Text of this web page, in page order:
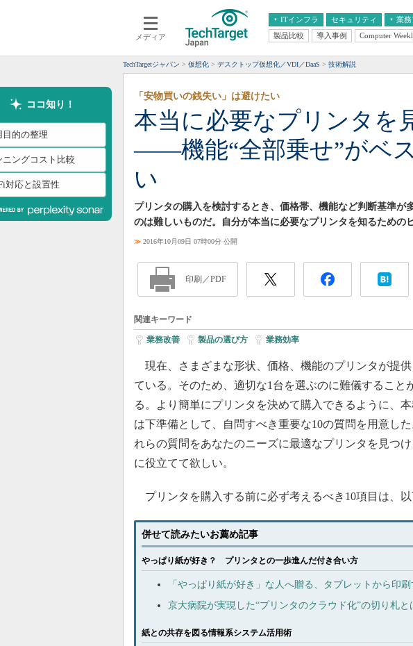
メディア
ITインフラ
クラウド
スマートモバイル
ネットワーク
システム運用管理
セキュリティ 業務
エンタープライズAI
ERP
CX
情報系システム
経営とIT
製品比較 導入事例 Computer
TechTargetジャパン 仮想化 デスクトップ仮想化／VDI／DaaS 技術解説
ココ知り！
目的の整理
ニングコスト比較
対応と設置性
本当に必要なプリンタを
――機能“全部乗せ”がベ
い
「安物買いの銭失い」は避けたい
プリンタの購入を検討するとき、価格帯、機能など判断基準が
のは難しいものだ。自分が本当に必要なプリンタを知るための
≫ 2016年10月09日 07時00分 公開
印刷／PDF
関連キーワード
業務改善 製品の選び方 業務効率
現在、さまざまな形状、価格、機能のプリンタが提
ている。そのため、適切な1台を選ぶのに難儀すること
る。より簡単にプリンタを決めて購入できるように、
は下準備として、自問すべき重要な10の質問を用意した
れらの質問をあなたのニーズに最適なプリンタを見つ
に役立てて欲しい。
プリンタを購入する前に必ず考えるべき10項目は、以
併せて読みたいお薦め記事
やっぱり紙が好き？ プリンタとの一歩進んだ付き合い方
「やっぱり紙が好き」な人へ贈る、タブレットから印
京大病院が実現した“プリンタのクラウド化”の切り札と
紙との共存を図る情報系システム活用術